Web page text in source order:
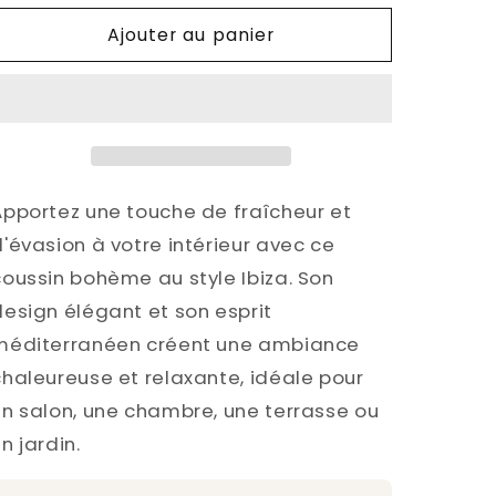
à
à
Franges
Ajouter au panier
une touche de fraîcheur et
à votre intérieur avec ce
bohème au style Ibiza. Son
élégant et son esprit
créent une ambiance
et relaxante, idéale pour
salon, une chambre, une terrasse ou
jardin.